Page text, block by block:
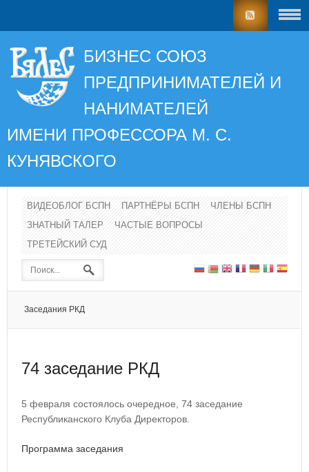
БИЗНЕС СОЮЗ
ПРЕДПРИНИМАТЕЛЕЙ И
НАНИМАТЕЛЕЙ
ИМЕНИ ПРОФЕССОРА М. С.
КУНЯВСКОГО
ВИДЕОБЛОГ БСПН ПАРТНЁРЫ БСПН
ЧЛЕНЫ БСПН
ЗНАТНЫЙ ТАЛЕР
ЧАСТЫЕ ВОПРОСЫ
ТРЕТЕЙСКИЙ СУД
Заседания РКД
74 заседание РКД
5 февраля состоялось очередное, 74 заседание
Республиканского Клуба Директоров.
Программа заседания